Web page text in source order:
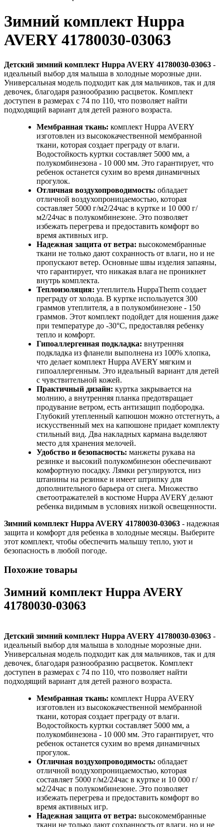
Зимний комплект Huppa
AVERY 41780030-03063
Детский зимний комплект Huppa AVERY 41780030-03063 -
идеальный выбор для малыша в холодные морозные дни.
Универсальная модель подходит как для мальчиков, так и для
девочек, благодаря разнообразию расцветок. Комплект
доступен в размерах с 74 по 110, что позволяет найти
подходящий вариант для детей разного возраста.
Мембранная ткань: комплект Huppa AVERY
изготовлен из высококачественной мембранной
ткани, которая создает преграду от влаги.
Водостойкость куртки составляет 5000 мм, а
полукомбинезона - 10 000 мм. Это гарантирует, что
ребенок останется сухим во время динамичных
прогулок.
Отличная воздухопроводимость: обладает
отличной воздухопроницаемостью, которая
составляет 5000 г/м2/24час в куртке и 10 000 г/
м2/24час в полукомбинезоне. Это позволяет
избежать перегрева и предоставить комфорт во
время активных игр.
Надежная защита от ветра: высокомембранные
ткани не только дают сохранность от влаги, но и не
пропускают ветер. Основные швы изделия запаяны,
что гарантирует, что никакая влага не проникнет
внутрь комплекта.
Теплоизоляция: утеплитель HuppaTherm создает
преграду от холода. В куртке используется 300
граммов утеплителя, а в полукомбинезоне - 150
граммов. Этот комплект подойдет для ношения даже
при температуре до -30°C, предоставляя ребенку
тепло и комфорт.
Гипоаллергенная подкладка: внутренняя
подкладка из фланели выполнена из 100% хлопка,
что делает комплект Huppa AVERY мягким и
гипоаллергенным. Это идеальный вариант для детей
с чувствительной кожей.
Практичный дизайн: куртка закрывается на
молнию, а внутренняя планка предотвращает
продувание ветром, есть антизащип подбородка.
Глубокий утепленный капюшон можно отстегнуть, а
искусственный мех на капюшоне придает комплекту
стильный вид. Два накладных кармана выделяют
место для хранения мелочей.
Удобство и безопасность: манжеты рукава на
резинке и высокий полукомбинезон обеспечивают
комфортную посадку. Лямки регулируются, низ
штанины на резинке и имеет штрипку для
дополнительного барьера от снега. Множество
светоотражателей в костюме Huppa AVERY делают
ребенка видимым в условиях низкой освещенности.
Зимний комплект Huppa AVERY 41780030-03063 - надежная
защита и комфорт для ребенка в холодные месяцы. Выберите
этот комплект, чтобы обеспечить малышу тепло, уют и
безопасность в любой погоде.
Похожие товары
Зимний комплект Huppa AVERY
41780030-03063
Детский зимний комплект Huppa AVERY 41780030-03063 -
идеальный выбор для малыша в холодные морозные дни.
Универсальная модель подходит как для мальчиков, так и для
девочек, благодаря разнообразию расцветок. Комплект
доступен в размерах с 74 по 110, что позволяет найти
подходящий вариант для детей разного возраста.
Мембранная ткань: комплект Huppa AVERY
изготовлен из высококачественной мембранной
ткани, которая создает преграду от влаги.
Водостойкость куртки составляет 5000 мм, а
полукомбинезона - 10 000 мм. Это гарантирует, что
ребенок останется сухим во время динамичных
прогулок.
Отличная воздухопроводимость: обладает
отличной воздухопроницаемостью, которая
составляет 5000 г/м2/24час в куртке и 10 000 г/
м2/24час в полукомбинезоне. Это позволяет
избежать перегрева и предоставить комфорт во
время активных игр.
Надежная защита от ветра: высокомембранные
ткани не только дают сохранность от влаги, но и не